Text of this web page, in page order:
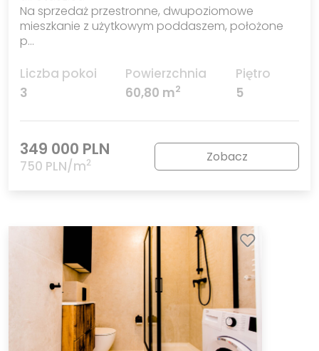
Na sprzedaż przestronne, dwupoziomowe
mieszkanie z użytkowym poddaszem, położone
p…
Liczba pokoi
3
Powierzchnia
60,80 m2
Piętro
5
349 000 PLN
750 PLN/m2 Zobacz